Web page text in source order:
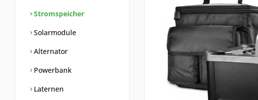
Stromspeicher
Solarmodule
Alternator
Powerbank
Laternen